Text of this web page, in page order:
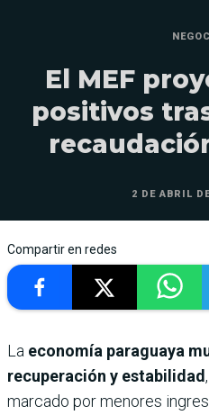
El MEF
positivos
2 DE ABRIL
Compartir en redes
La economía paraguaya
recuperación y estabilidad
marcado por menores